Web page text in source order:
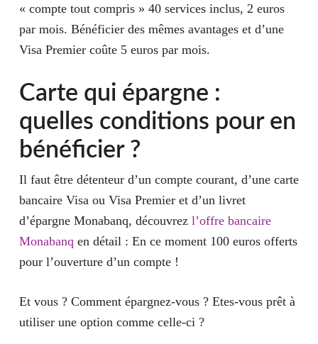
« compte tout compris » 40 services inclus, 2 euros
par mois. Bénéficier des mêmes avantages et d’une
Visa Premier coûte 5 euros par mois.
Carte qui épargne :
quelles conditions pour en
bénéficier ?
Il faut être détenteur d’un compte courant, d’une carte
bancaire Visa ou Visa Premier et d’un livret
d’épargne Monabanq, découvrez l’offre bancaire
Monabanq en détail : En ce moment 100 euros offerts
pour l’ouverture d’un compte !
Et vous ? Comment épargnez-vous ? Etes-vous prêt à
utiliser une option comme celle-ci ?